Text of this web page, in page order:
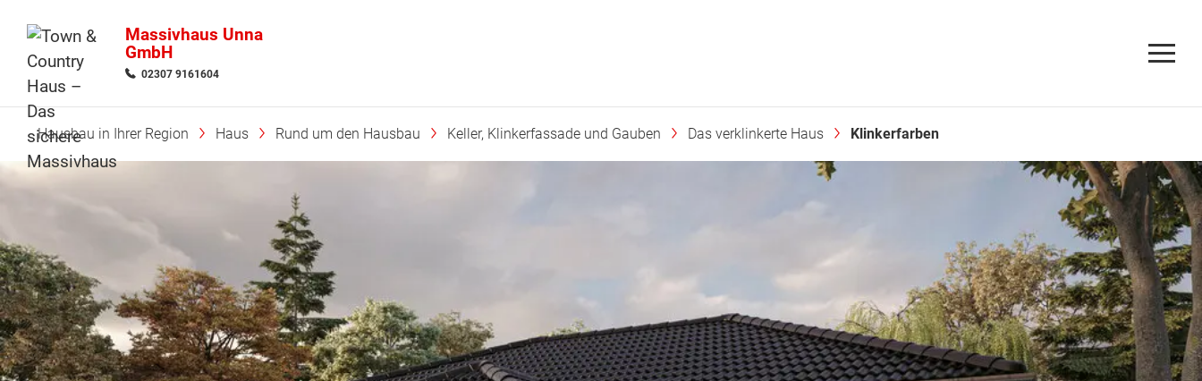
Massivhaus Unna
GmbH
02307 9161604
Hausbau in Ihrer Region Haus Rund um den Hausbau Keller, Klinkerfassade und Gauben Das verklinkerte Haus Klinkerfarben